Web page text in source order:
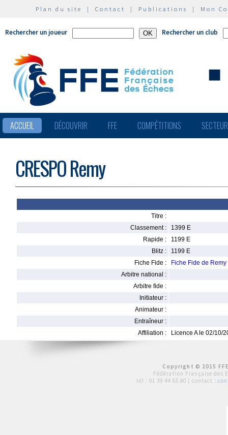
Plan du site | Contact | Publications | Mon
Rechercher un joueur Rechercher un club
ACCUEIL DÉCOUVRIR FFE COMPÉTITIONS
CRESPO Remy
Titre :
Classement :
1399 E
Rapide :
1199 E
Blitz :
1199 E
Fiche Fide :
Fiche Fide de
Arbitre national :
Arbitre fide :
Initiateur :
Animateur :
Entraîneur :
Affiliation :
Licence A le 02/10/
Copyright © 2015
Fédération Française des
tél : 01 39 44 65 80 | contact :